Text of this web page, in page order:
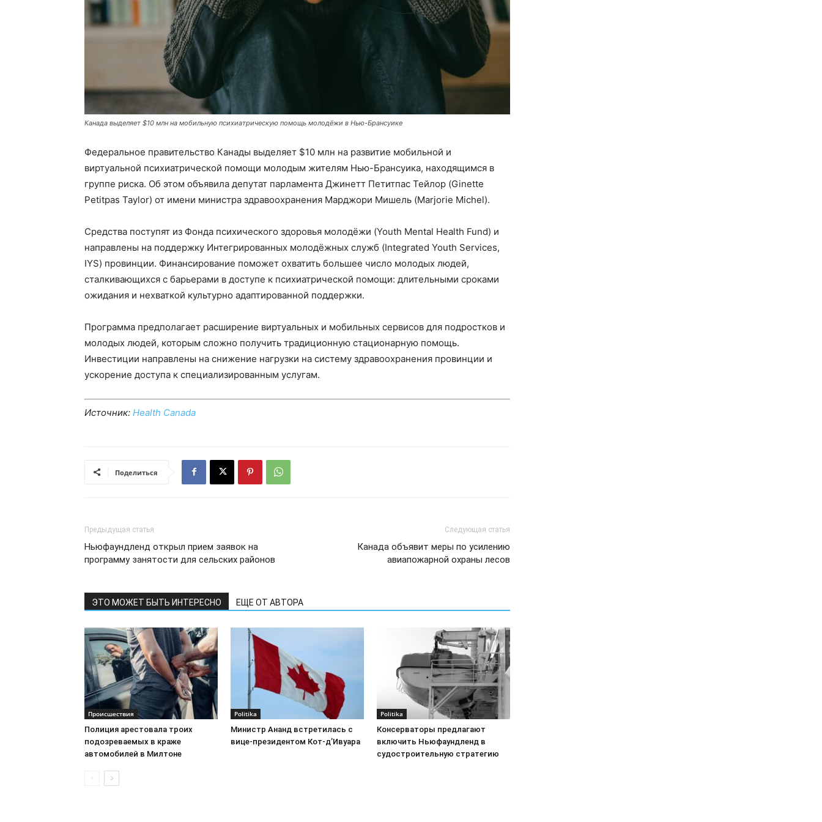
Канада выделяет $10 млн на мобильную психиатрическую помощь молодёжи в Нью-Брансуике
Федеральное правительство Канады выделяет $10 млн на развитие мобильной и
виртуальной психиатрической помощи молодым жителям Нью-Брансуика, находящимся в
группе риска. Об этом объявила депутат парламента Джинетт Петитпас Тейлор (Ginette
Petitpas Taylor) от имени министра здравоохранения Марджори Мишель (Marjorie Michel).
Средства поступят из Фонда психического здоровья молодёжи (Youth Mental Health Fund) и
направлены на поддержку Интегрированных молодёжных служб (Integrated Youth Services,
IYS) провинции. Финансирование поможет охватить большее число молодых людей,
сталкивающихся с барьерами в доступе к психиатрической помощи: длительными сроками
ожидания и нехваткой культурно адаптированной поддержки.
Программа предполагает расширение виртуальных и мобильных сервисов для подростков и
молодых людей, которым сложно получить традиционную стационарную помощь.
Инвестиции направлены на снижение нагрузки на систему здравоохранения провинции и
ускорение доступа к специализированным услугам.
Источник: Health Canada
Поделиться
Предыдущая статья
Ньюфаундленд открыл прием заявок на
программу занятости для сельских районов
Следующая статья
Канада объявит меры по усилению
авиапожарной охраны лесов
ЭТО МОЖЕТ БЫТЬ ИНТЕРЕСНО ЕЩЕ ОТ АВТОРА
Происшествия
Полиция арестовала троих
подозреваемых в краже
автомобилей в Милтоне
Politika
Министр Ананд встретилась с
вице-президентом Кот-д’Ивуара
Politika
Консерваторы предлагают
включить Ньюфаундленд в
судостроительную стратегию